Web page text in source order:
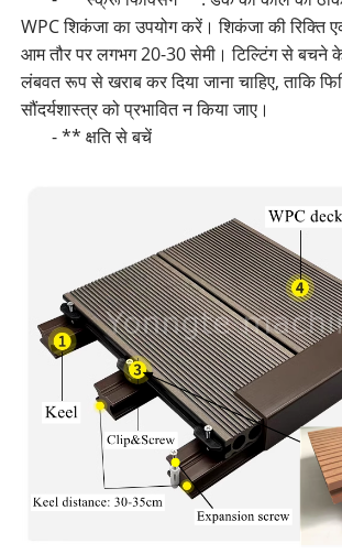
WPC शिकंजा का उपयोग करें। शिकंजा की रिक्ति
आम तौर पर लगभग 20-30 सेमी। टिल्टिंग से बचने
लंबवत रूप से खराब कर दिया जाना चाहिए, ताकि
सौंदर्यशास्त्र को प्रभावित न किया जाए।
- ** क्षति से बचें